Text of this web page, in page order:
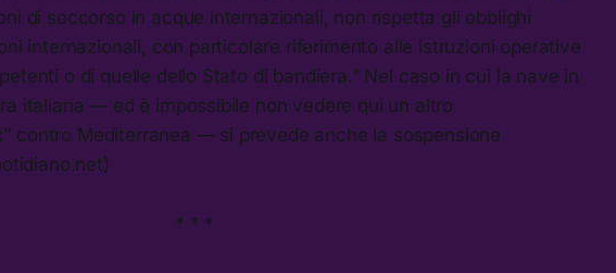
di soccorso in acque internazionali, non rispetta gli obblighi
internazionali, con particolare riferimento alle istruzioni operative
o di quelle dello Stato di bandiera.” Nel caso in cui la nave in
italiana — ed è impossibile non vedere qui un altro
contro Mediterranea — si prevede anche la sospensione
* * *